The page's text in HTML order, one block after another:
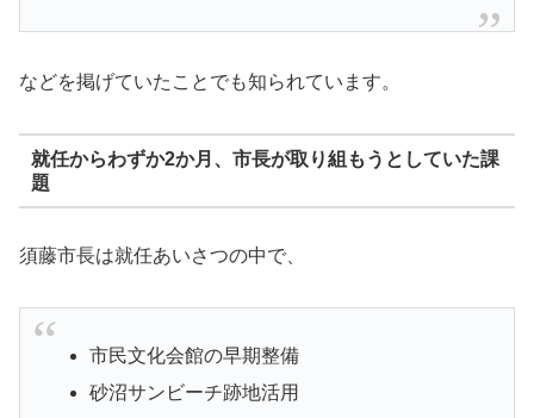
などを掲げていたことでも知られています。
就任からわずか2か月、市長が取り組もうとしていた課
題
須藤市長は就任あいさつの中で、
市民文化会館の早期整備
砂沼サンビーチ跡地活用